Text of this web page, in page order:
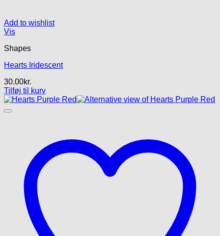
Add to wishlist
Vis
Shapes
Hearts Iridescent
30.00kr.
Tilføj til kurv